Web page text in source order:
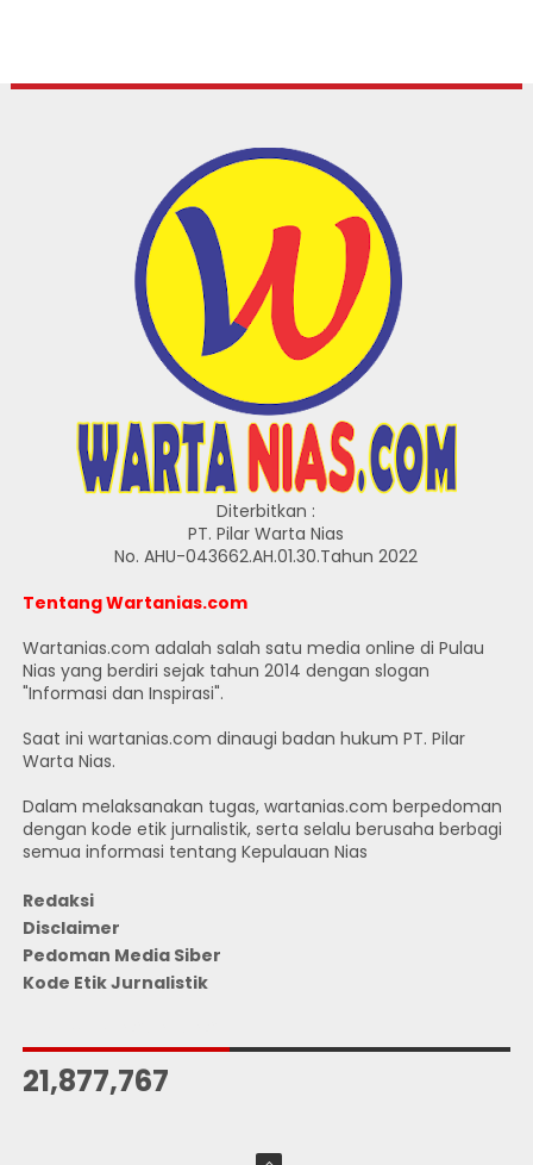
Diterbitkan :
PT. Pilar Warta Nias
No. AHU-043662.AH.01.30.Tahun 2022
Tentang Wartanias.com
Wartanias.com adalah salah satu media online di Pulau
Nias yang berdiri sejak tahun 2014 dengan slogan
"Informasi dan Inspirasi".
Saat ini wartanias.com dinaugi badan hukum PT. Pilar
Warta Nias.
Dalam melaksanakan tugas, wartanias.com berpedoman
dengan kode etik jurnalistik, serta selalu berusaha berbagi
semua informasi tentang Kepulauan Nias
Redaksi
Disclaimer
Pedoman Media Siber
Kode Etik Jurnalistik
21,877,767